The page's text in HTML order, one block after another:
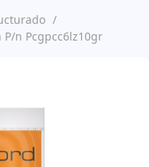
P/n Pcgpcc6lz10gr